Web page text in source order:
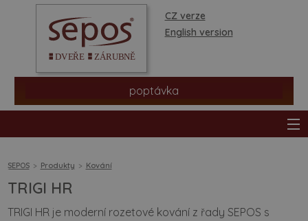
CZ verze
English version
poptávka
SEPOS Produkty Kování
TRIGI HR
TRIGI HR je moderní rozetové kování z řady SEPOS s